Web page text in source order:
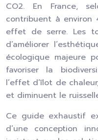
CO2. En France,
contribuent à environ
effet de serre. Les
d’améliorer
écologique majeure
favoriser la
l’effet d’îlot de
et diminuent le
Ce guide exhaustif
d’une conception